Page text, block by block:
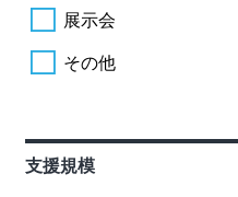
展示会
その他
支援規模